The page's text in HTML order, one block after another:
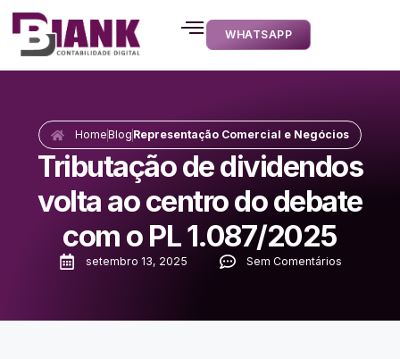
WHATSAPP
HomeBlog Representação Comercial e Negócios
Tributação de dividendos
volta ao centro do debate
com o PL 1.087/2025
setembro 13, 2025 Sem Comentários